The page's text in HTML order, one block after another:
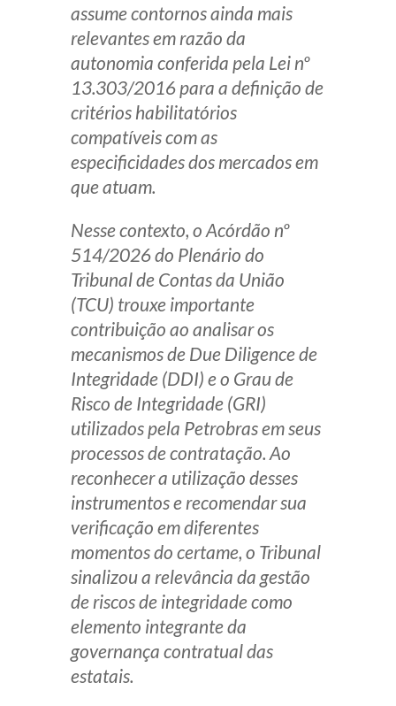
Telefone (41) 2109-8666
Whatsapp (41) 98881-6616
assume contornos ainda mais
relevantes em razão da
autonomia conferida pela Lei nº
13.303/2016 para a definição de
critérios habilitatórios
compatíveis com as
especificidades dos mercados em
que atuam.
Nesse contexto, o Acórdão nº
514/2026 do Plenário do
Tribunal de Contas da União
(TCU) trouxe importante
contribuição ao analisar os
mecanismos de Due Diligencede
Integridade (DDI) e o Grau de
Risco de Integridade (GRI)
utilizados pela Petrobras em seus
processos de contratação. Ao
reconhecer a utilização desses
instrumentos e recomendar sua
verificação em diferentes
momentos do certame, o Tribunal
sinalizou a relevância da gestão
de riscos de integridade como
elemento integrante da
governança contratual das
estatais.